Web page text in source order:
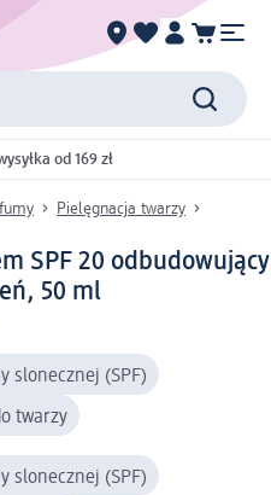
od 169 zł
Pielęgnacja twarzy
SPF 20 odbudowujący
50 ml
slonecznej (SPF)
twarzy
slonecznej (SPF)